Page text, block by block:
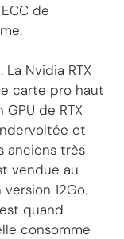
de
Nvidia RTX
carte pro haut
de RTX
et
anciens très
vendue au
12Go.
quand
consomme